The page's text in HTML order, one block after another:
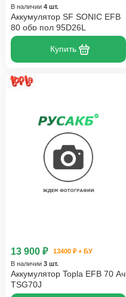
В наличии 4 шт.
Аккумулятор SF SONIC EFB
80 обр пол 95D26L
Купить
13 900 ₽
13400 ₽ + БУ
В наличии 3 шт.
Аккумулятор Topla EFB 70 Ач
TSG70J